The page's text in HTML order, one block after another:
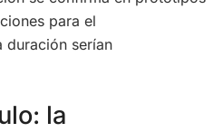
para el
duración serían
la